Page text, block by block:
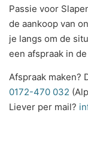
Passie voor
de aankoop van
je langs om de
een afspraak in
Afspraak maken?
0172-470 032
Liever per mail?